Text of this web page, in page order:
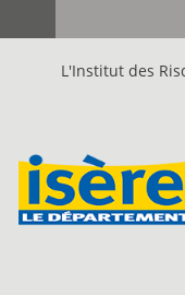
L'Institut des